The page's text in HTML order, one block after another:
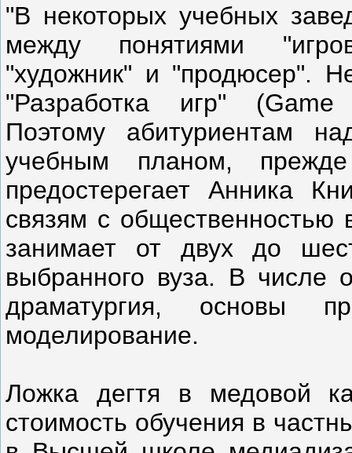
"В некоторых учебных
между понятиями
"художник" и "продюсер".
"Разработка игр" (Game
Поэтому абитуриентам
учебным планом,
предостерегает Анника
связям с общественностью
занимает от двух до
выбранного вуза. В числе
драматургия, основы
моделирование.
Ложка дегтя в медовой
стоимость обучения в